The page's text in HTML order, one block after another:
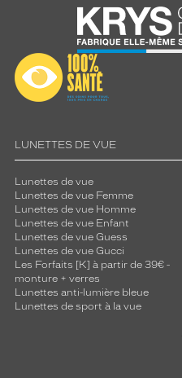
LUNETTES DE VUE
Lunettes de vue
Lunettes de vue Femme
Lunettes de vue Homme
Lunettes de vue Enfant
Lunettes de vue Guess
Lunettes de vue Gucci
Les Forfaits [K] à partir de 39€ -
monture + verres
Lunettes anti-lumière bleue
Lunettes de sport à la vue